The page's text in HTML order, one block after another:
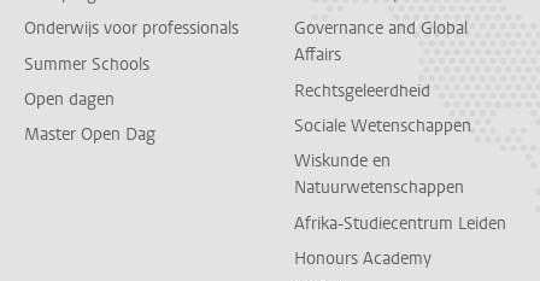
Onderwijs voor professionals
Summer Schools
Open dagen
Master Open Dag
Governance and Global
Affairs
Rechtsgeleerdheid
Sociale Wetenschappen
Wiskunde en
Natuurwetenschappen
Afrika-Studiecentrum Leiden
Honours Academy